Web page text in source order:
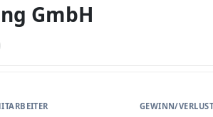
GmbH
GEWINN/